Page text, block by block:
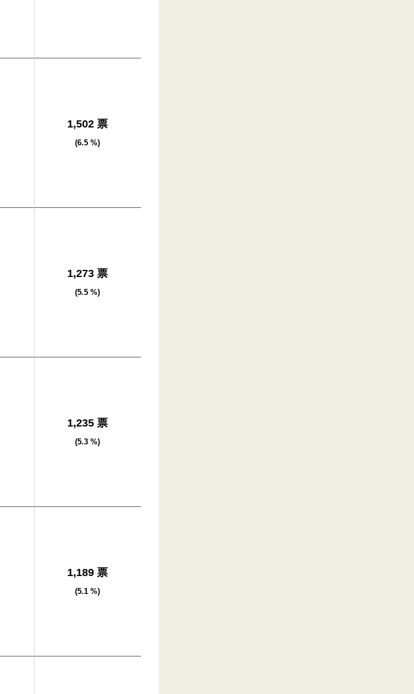
1,502 票
(6.5 %)
1,273 票
(5.5 %)
1,235 票
(5.3 %)
1,189 票
(5.1 %)